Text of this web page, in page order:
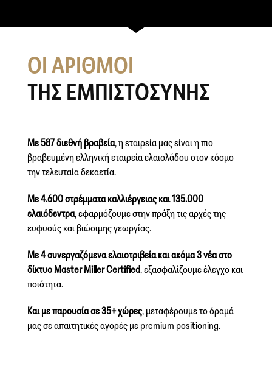
ΟΙ ΑΡΙΘΜΟΙ
ΤΗΣ ΕΜΠΙΣΤΟΣΥΝΗΣ
Με 587 διεθνή βραβεία, η εταιρεία μας είναι η πιο
βραβευμένη ελληνική εταιρεία ελαιολάδου στον κόσμο
την τελευταία δεκαετία.
Με 4.600 στρέμματα καλλιέργειας και 135.000
ελαιόδεντρα, εφαρμόζουμε στην πράξη τις αρχές της
ευφυούς και βιώσιμης γεωργίας.
Με 4 συνεργαζόμενα ελαιοτριβεία και ακόμα 3 νέα στο
δίκτυο Master Miller Certiﬁed, εξασφαλίζουμε έλεγχο και
ποιότητα.
Και με παρουσία σε 35+ χώρες, μεταφέρουμε το όραμά
μας σε απαιτητικές αγορές με premium positioning.